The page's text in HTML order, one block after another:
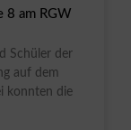
8 am RGW
Schüler der
auf dem
konnten die